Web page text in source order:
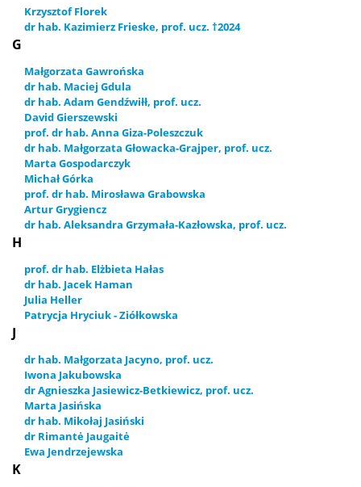
Krzysztof Florek
dr hab. Kazimierz Frieske, prof. ucz. †2024
G
Małgorzata Gawrońska
dr hab. Maciej Gdula
dr hab. Adam Gendźwiłł, prof. ucz.
David Gierszewski
prof. dr hab. Anna Giza-Poleszczuk
dr hab. Małgorzata Głowacka-Grajper, prof. ucz.
Marta Gospodarczyk
Michał Górka
prof. dr hab. Mirosława Grabowska
Artur Grygiencz
dr hab. Aleksandra Grzymała-Kazłowska, prof. ucz.
H
prof. dr hab. Elżbieta Hałas
dr hab. Jacek Haman
Julia Heller
Patrycja Hryciuk - Ziółkowska
J
dr hab. Małgorzata Jacyno, prof. ucz.
Iwona Jakubowska
dr Agnieszka Jasiewicz-Betkiewicz, prof. ucz.
Marta Jasińska
dr hab. Mikołaj Jasiński
dr Rimantė Jaugaitė
Ewa Jendrzejewska
K